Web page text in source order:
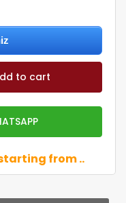
from ..